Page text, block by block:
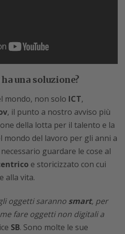
una soluzione?
mondo, non solo ICT,
, il punto a nostro avviso più
della lotta per il talento e la
mondo del lavoro per gli anni a
guardare le cose al
e storicizzato con cui
alla vita.
oggetti saranno smart, per
fare oggetti non digitali a
SB. Sono molte le sue